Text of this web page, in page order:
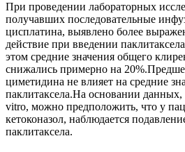
При проведении лабораторных
получавших последовательные
цисплатина, выявлено более
действие при введении
этом средние значения общего
снижались примерно на
циметидина не влияет на средние
паклитаксела.На основании
vitro, можно предположить, что у
кетоконазол, наблюдается
паклитаксела.